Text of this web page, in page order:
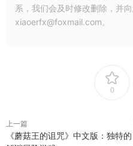
系，我们会及时修改删除，并
xiaoerfx@foxmail.com。
0
上一篇
《蘑菇王的诅咒》中文版：独特的